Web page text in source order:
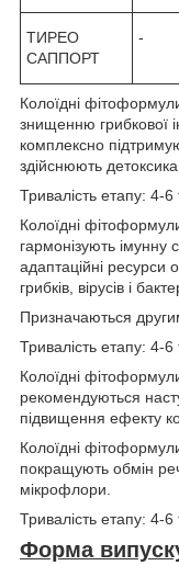
ТИРЕО
САППОРТ
-
Колоїдні
знищенню грибкової
комплексно
здійснюють
Тривалість етапу: 4-6
Колоїдні
гармонізують імунну
адаптаційні ресурси
грибків, вірусів і
Призначаються
Тривалість етапу: 4-6
Колоїдні
рекомендуються
підвищення ефекту
Колоїдні
покращують обмін
мікрофлори.
Тривалість етапу: 4-6
Форма